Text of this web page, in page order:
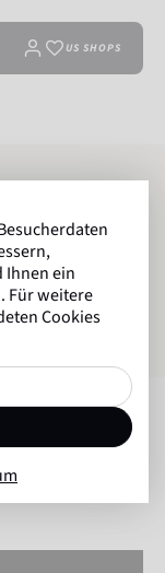
US SHOPS
Ihnen ein
Für weitere
Cookies